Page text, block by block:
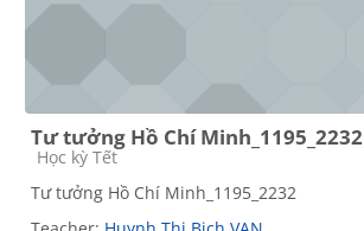
Tư tưởng Hồ Chí Minh_1195_2232
Course category
Học kỳ Tết
Tư tưởng Hồ Chí Minh_1195_2232